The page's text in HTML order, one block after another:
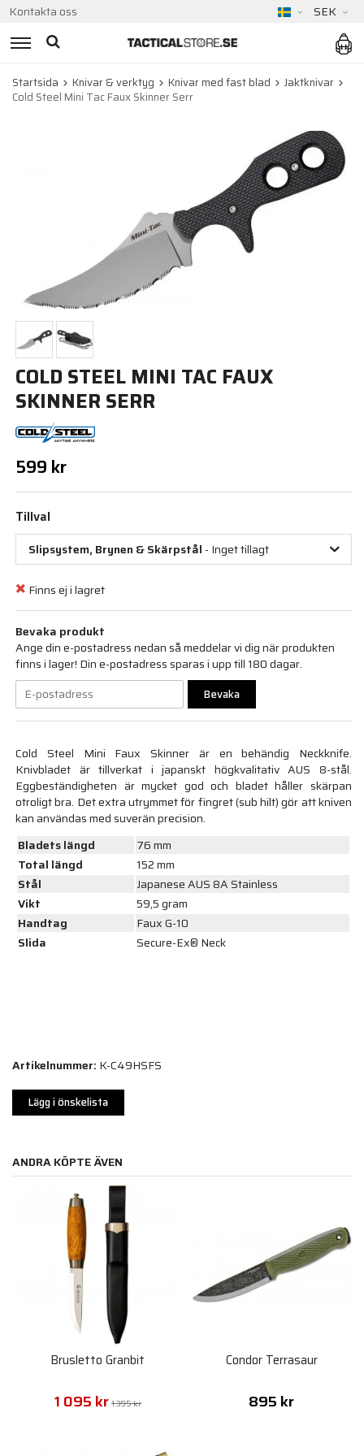
Kontakta oss SEK
Startsida Knivar & verktyg Knivar med fast blad
Jaktknivar
Cold Steel Mini Tac Faux Skinner Serr
COLD STEEL MINI TAC FAUX
SKINNER SERR
599 kr
Tillval
Slipsystem, Brynen & Skärpstål - Inget tillagt
Finns ej i lagret
Bevaka produkt
Ange din e-postadress nedan så meddelar vi dig när produkten
finns i lager! Din e-postadress sparas i upp till 180 dagar.
Bevaka
Cold Steel Mini Faux Skinner är en behändig Neckknife.
Knivbladet är tillverkat i japanskt högkvalitativ AUS 8-stål.
Eggbeständigheten är mycket god och bladet håller skärpan
otroligt bra. Det extra utrymmet för fingret (sub hilt) gör att kniven
kan användas med suverän precision.
Bladets längd
76 mm
Total längd
152 mm
Stål
Japanese AUS 8A Stainless
Vikt
59,5 gram
Handtag
Faux G-10
Slida
Secure-Ex® Neck
Artikelnummer: K-C49HSFS
Lägg i önskelista
ANDRA KÖPTE ÄVEN
Brusletto Granbit
1 095 kr 1 395 kr
Condor Terrasaur
895 kr